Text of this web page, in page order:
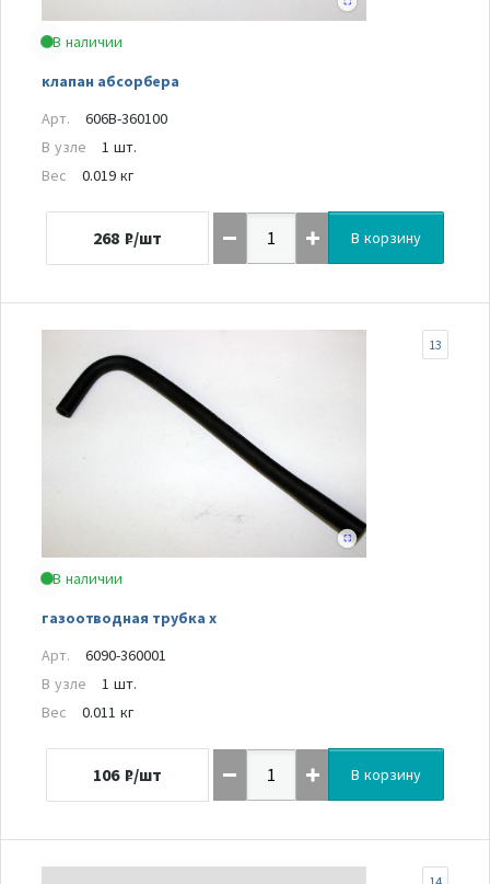
В наличии
клапан абсорбера
Арт.
606B-360100
В узле
1 шт.
Вес
0.019 кг
268 ₽/шт В корзину
В наличии
газоотводная трубка x
13
Арт.
6090-360001
В узле
1 шт.
Вес
0.011 кг
106 ₽/шт В корзину
14